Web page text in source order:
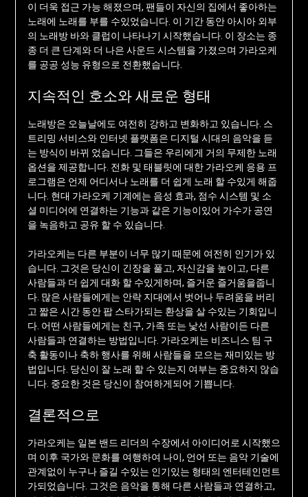
이 더욱 접근 가능 해졌으며, 팬들이 자신의 집에서 좋아하는
노래에 노래를 부를 수있었습니다. 이 기간 동안 아시아 외부
의 노래방 바와 클럽이 나타나기 시작했습니다. 이 장소는 종
종 더 큰 단계와 더 나은 사운드 시스템을 가졌으며 가라오케
를 공공 성능 유형으로 전환했습니다.
지속적인 호소와 새로운 형태
노래방은 오늘날에도 여전히 강하고 변화하고 있습니다. 스
트리밍 서비스와 인터넷 플랫폼은 디지털 시대의 음악을 듣
는 방식이 바뀌 었습니다. 그들은 우리에게 거의 무제한 노래
옵션을 제공합니다. 전화 및 태블릿에 대한 가라오케 응용 프
로그램은 언제 어디서나 노래를 더 쉽게 노래 할 수있게 해줍
니다. 현대 가라오케 기계에는 음성 효과, 점수 시스템 및 소
셜 미디어에 연결하는 기능과 같은 기능이있어 가수가 공연
을 녹음하고 공유 할 수 있습니다.
가라오케는 다른 부분이 너무 많기 때문에 여전히 인기가 있
습니다. 그것은 당신이 긴장을 풀고, 자신감을 높이고, 다른
사람들과 더 쉽게 대화 할 수있게하며, 즐거운 즐거움을줍니
다. 많은 사람들에게는 안락 지대에서 벗어나 두려움을 버리
고 짧은 시간 동안 팝 스타가되는 환상을 살 수있는 기회입니
다. 어떤 사람들에게는 친구, 가족 또는 낯선 사람이든 다른
사람들과 연결하는 방법입니다. 가라오케는 비즈니스 팀 구
축 활동이나 축하 행사를 위해 사람들을 모으는 재미있는 방
법입니다. 당신이 잘 노래 할 수 있는지 여부는 중요하지 않습
니다. 중요한 것은 당신이 참여하게되어 기쁩니다.
결론적으로
가라오케는 일본 밴드 리더의 수장에서 아이디어로 시작했으
며 이후 국가와 문화를 여행하여 나이, 언어 또는 음악 기술에
관계없이 누구나 즐길 수있는 인기있는 형태의 엔터테인먼트
가되었습니다. 그것은 음악을 통해 다른 사람들과 연결하고,